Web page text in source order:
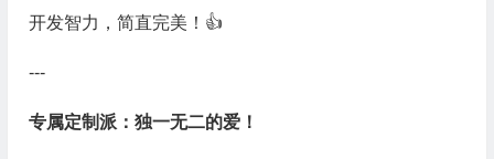
开发智力，简直完美！👍
---
专属定制派：独一无二的爱！